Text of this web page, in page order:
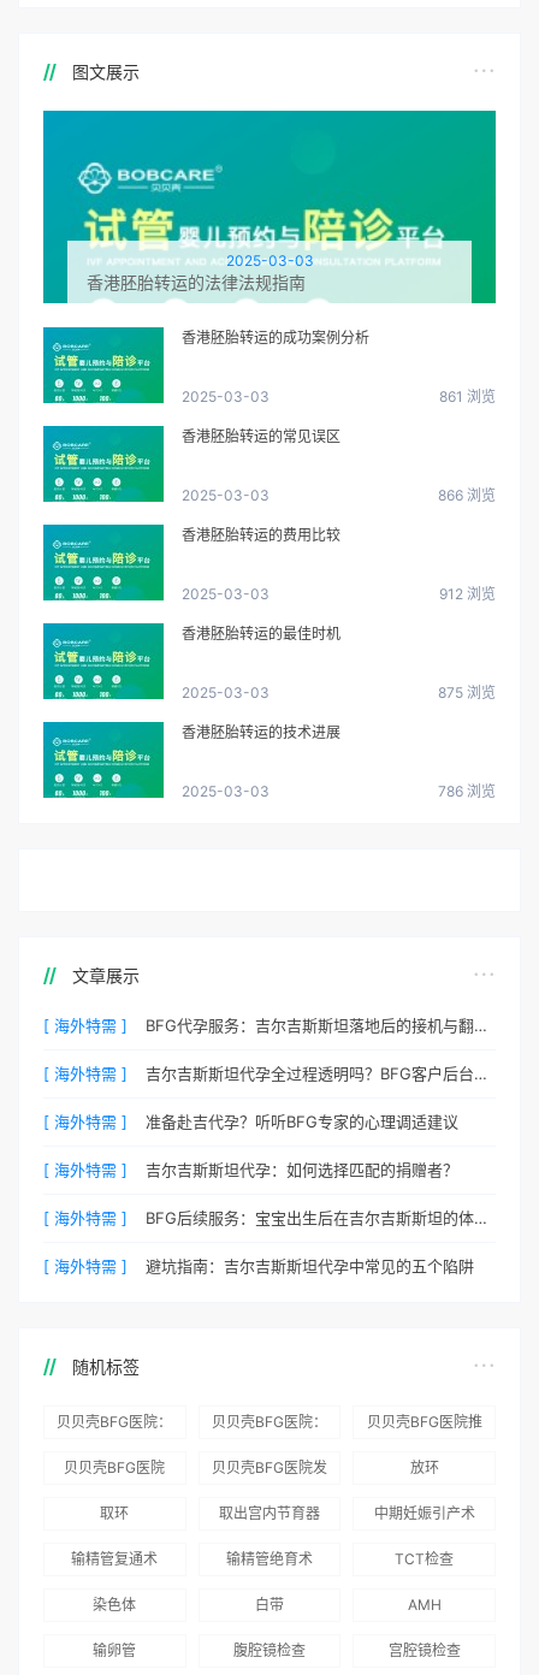
图文展示
2025-03-03
香港胚胎转运的法律法规指南
香港胚胎转运的成功案例分析
2025-03-03 861 浏览
香港胚胎转运的常见误区
2025-03-03 866 浏览
香港胚胎转运的费用比较
2025-03-03 912 浏览
香港胚胎转运的最佳时机
2025-03-03 875 浏览
香港胚胎转运的技术进展
2025-03-03 786 浏览
文章展示
[ 海外特需 ] BFG代孕服务：吉尔吉斯斯坦落地后的接机与翻译安排
[ 海外特需 ] 吉尔吉斯斯坦代孕全过程透明吗？BFG客户后台详解
[ 海外特需 ] 准备赴吉代孕？听听BFG专家的心理调适建议
[ 海外特需 ] 吉尔吉斯斯坦代孕：如何选择匹配的捐赠者？
[ 海外特需 ] BFG后续服务：宝宝出生后在吉尔吉斯斯坦的体检与回国
[ 海外特需 ] 避坑指南：吉尔吉斯斯坦代孕中常见的五个陷阱
随机标签
贝贝壳BFG医院：
务
贝贝壳BFG医院：
术”和“法律支持”
贝贝壳BFG医院推
贝贝壳BFG医院
贝贝壳BFG医院发
国版）》
放环
取环 取出宫内节育器 中期妊娠引产术
输精管复通术 输精管绝育术 TCT检查
染色体 白带 AMH
输卵管 腹腔镜检查 宫腔镜检查